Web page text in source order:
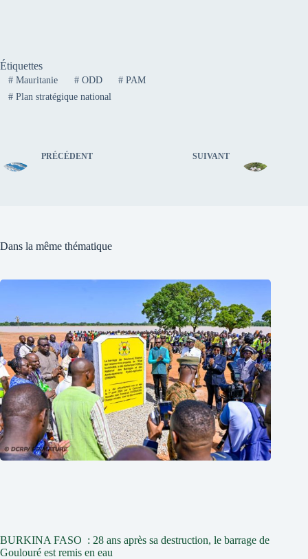
Étiquettes
#Mauritanie #ODD # PAM
#Plan stratégique national
PRÉCÉDENT SUIVANT
Dans la même thématique
BURKINA FASO : 28 ans après sa destruction, le barrage de
Goulouré est remis en eau